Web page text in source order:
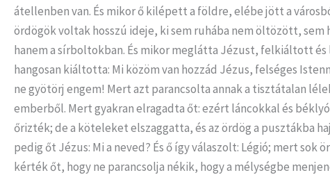
átellenben van. És mikor ő kilépett a földre, elébe jött a
ördögök voltak hosszú ideje, ki sem ruhába nem öltözött, sem
hanem a sírboltokban. És mikor meglátta Jézust, felkiáltott és
hangosan kiáltotta: Mi közöm van hozzád Jézus, felséges
ne gyötörj engem! Mert azt parancsolta annak a tisztátalan
emberből. Mert gyakran elragadta őt: ezért láncokkal és
őrizték; de a köteleket elszaggatta, és az ördög a pusztákba
pedig őt Jézus: Mi a neved? És ő így válaszolt: Légió; mert sok
kérték őt, hogy ne parancsolja nékik, hogy a mélységbe